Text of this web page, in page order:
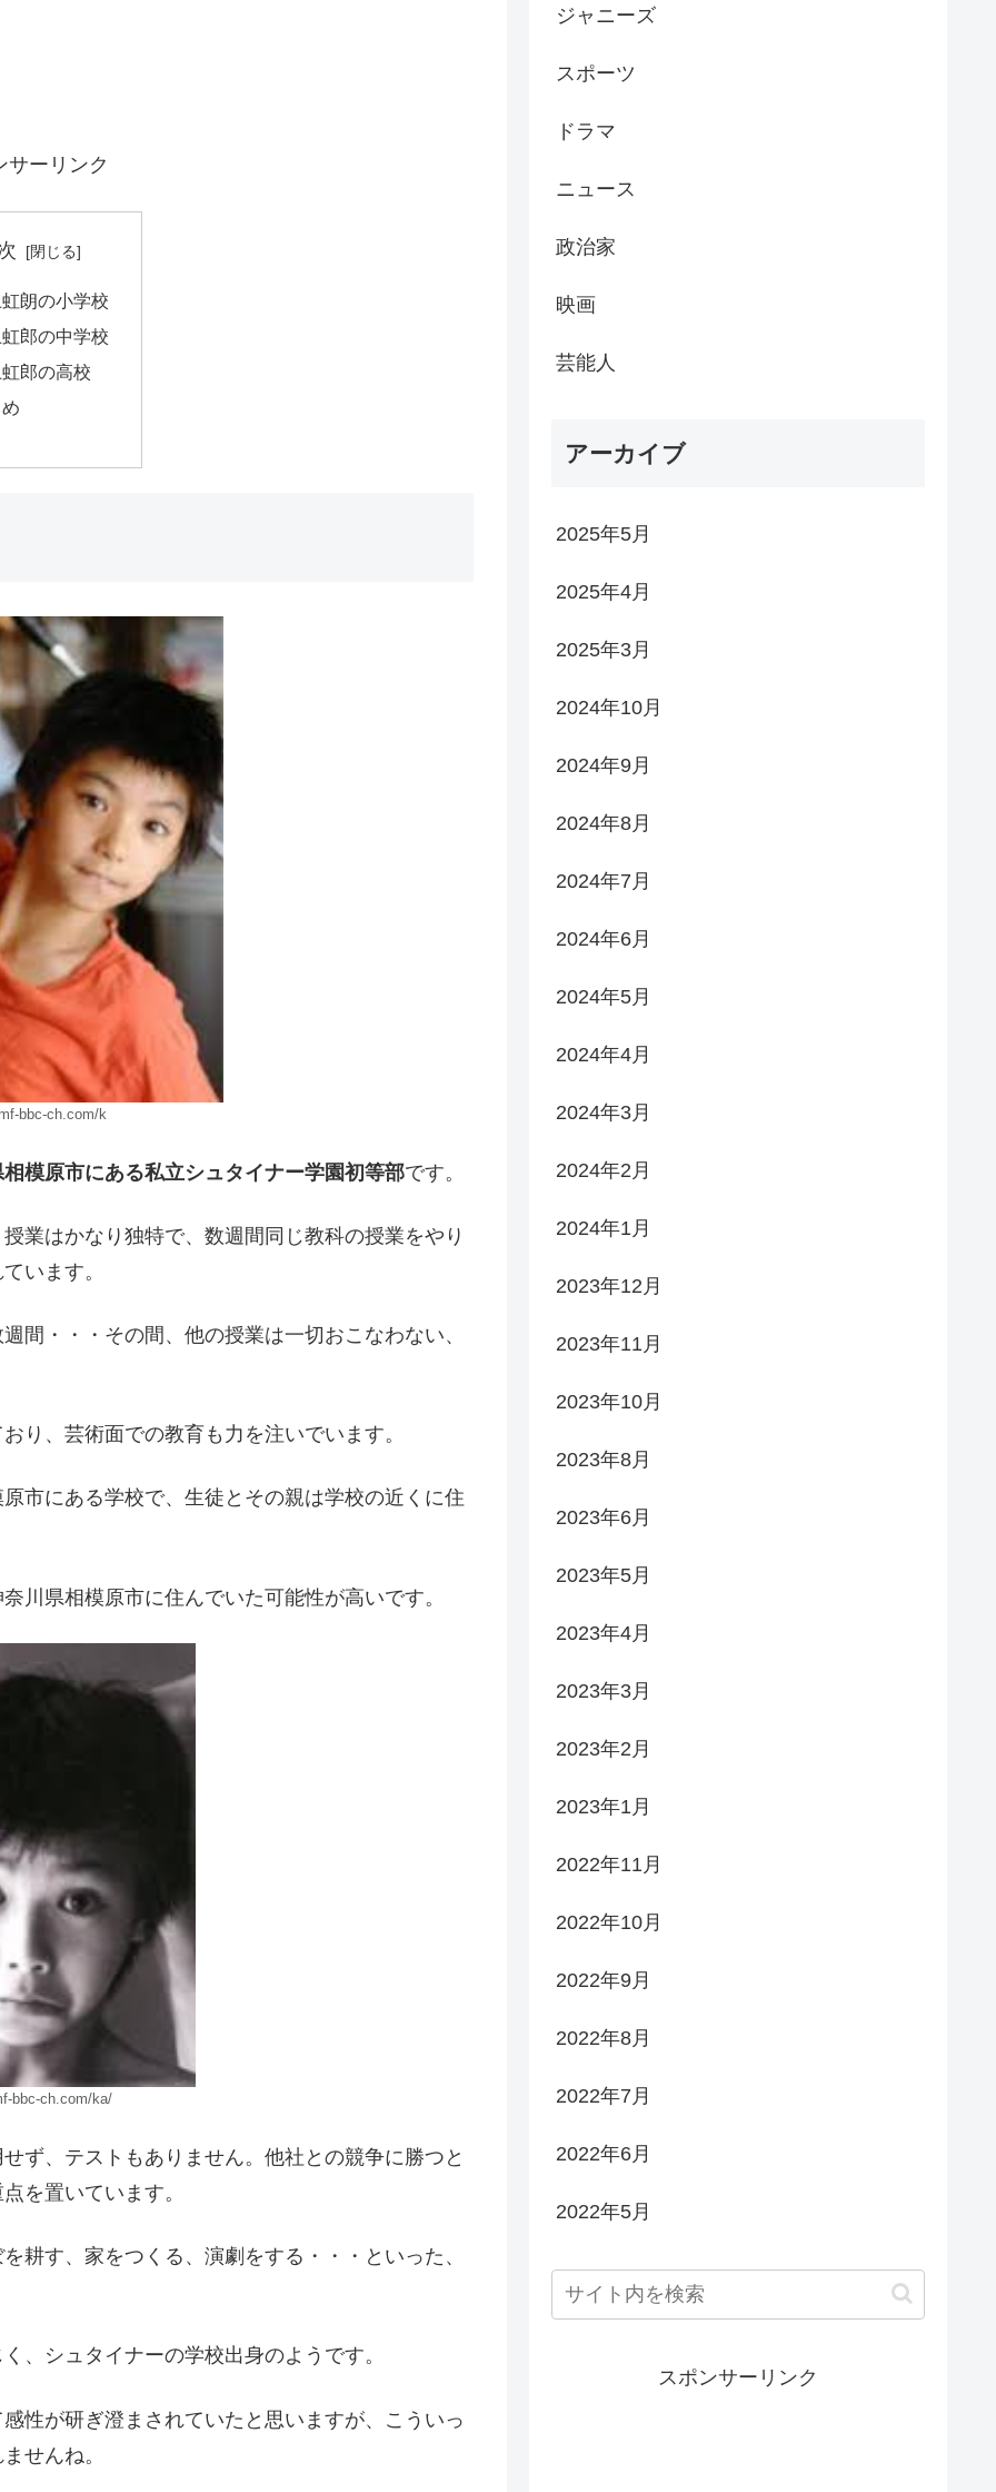
サーリンク
朗の小学校
郎の中学校
郎の高校
bbc-ch.com/k
模原市にある私立シュタイナー学園初等部です。
業はかなり独特で、数週間同じ教科の授業をやり
います。
間・・・その間、他の授業は一切おこなわない、
り、芸術面での教育も力を注いでいます。
市にある学校で、生徒とその親は学校の近くに住
川県相模原市に住んでいた可能性が高いです。
bbc-ch.com/ka/
ず、テストもありません。他社との競争に勝つと
を置いています。
耕す、家をつくる、演劇をする・・・といった、
、シュタイナーの学校出身のようです。
性が研ぎ澄まされていたと思いますが、こういっ
せんね。
ジャニーズ
スポーツ
ドラマ
ニュース
政治家
映画
芸能人
アーカイブ
2025年5月
2025年4月
2025年3月
2024年10月
2024年9月
2024年8月
2024年7月
2024年6月
2024年5月
2024年4月
2024年3月
2024年2月
2024年1月
2023年12月
2023年11月
2023年10月
2023年8月
2023年6月
2023年5月
2023年4月
2023年3月
2023年2月
2023年1月
2022年11月
2022年10月
2022年9月
2022年8月
2022年7月
2022年6月
2022年5月
スポンサーリンク